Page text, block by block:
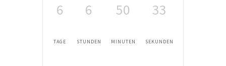
6
TAGE
6
STUNDEN
50
MINUTEN
33
SEKUNDEN